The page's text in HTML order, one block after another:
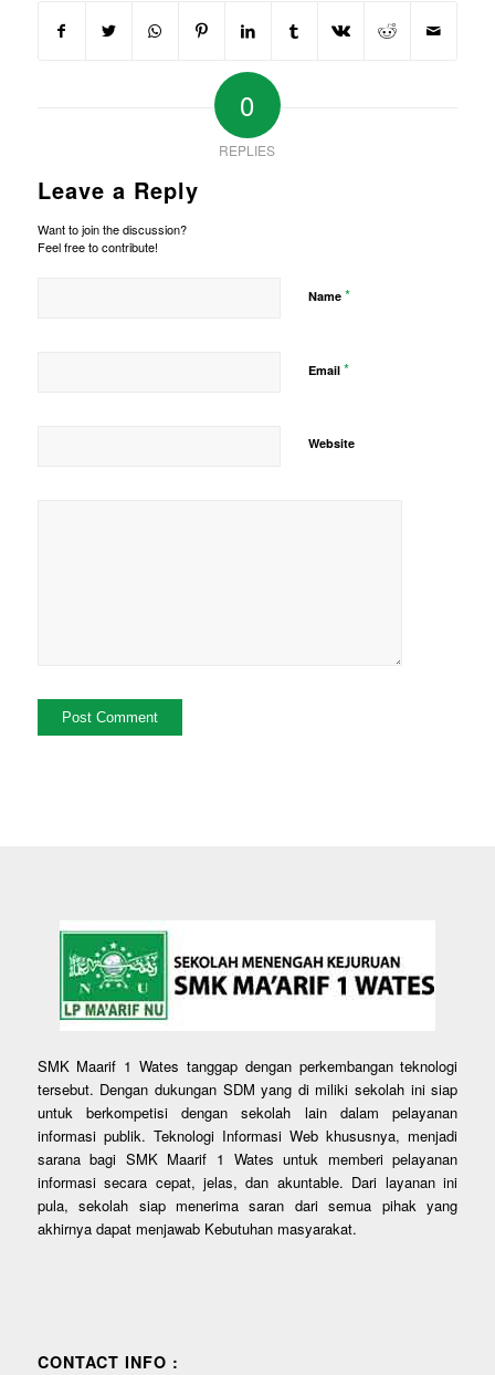
0
REPLIES
Leave a Reply
Want to join the discussion?
Feel free to contribute!
Name *
Email *
Website
SMK Maarif 1 Wates tanggap dengan perkembangan teknologi
tersebut. Dengan dukungan SDM yang di miliki sekolah ini siap
untuk berkompetisi dengan sekolah lain dalam pelayanan
informasi publik. Teknologi Informasi Web khususnya, menjadi
sarana bagi SMK Maarif 1 Wates untuk memberi pelayanan
informasi secara cepat, jelas, dan akuntable. Dari layanan ini
pula, sekolah siap menerima saran dari semua pihak yang
akhirnya dapat menjawab Kebutuhan masyarakat.
CONTACT INFO :